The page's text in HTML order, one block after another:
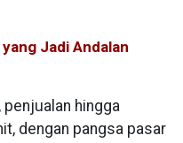
Jadi Andalan
hingga
dengan pangsa pasar